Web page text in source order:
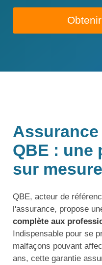
QBE : une
sur mesure
QBE, acteur de
l'assurance, propose
complète aux
Indispensable pour se
malfaçons pouvant
ans, cette garantie